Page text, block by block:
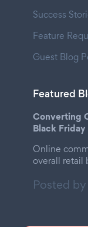
Success
Feature
Guest Blog
Featured
Converting
Black
Online
overall retail
Posted